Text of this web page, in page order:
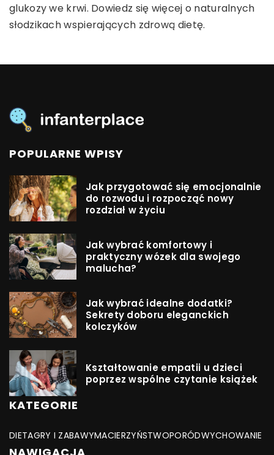
glukozy we krwi. Dowiedz się więcej o naturalnych
słodzikach wspierających zdrową dietę.
inwestowanie w szkolenia online może być kluczem
do Twojego sukcesu.
POPULARNE WPISY
Jak przygotować się emocjonalnie
do rozwodu i rozpocząć nowy
rozdział w życiu
Jak wybrać komfortowy i
praktyczny wózek dla swojego
malucha?
Jak wybrać idealne dodatki?
Sekrety doboru eleganckich
kolczyków
Kształtowanie empatii u dzieci
poprzez wspólne czytanie książek
KATEGORIE
DIETAGRY I ZABAWYMACIERZYŃSTWOPORÓDWYCHOWANIE